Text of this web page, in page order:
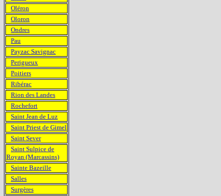
Oléron
Oloron
Ondres
Pau
Payzac Savignac
Perigueux
Poitiers
Ribérac
Rion des Landes
Rochefort
Saint Jean de Luz
Saint Priest de Gimel
Saint Sever
Saint Sulpice de
Royan (Marcassins)
Sainte Bazeille
Salles
Surgères